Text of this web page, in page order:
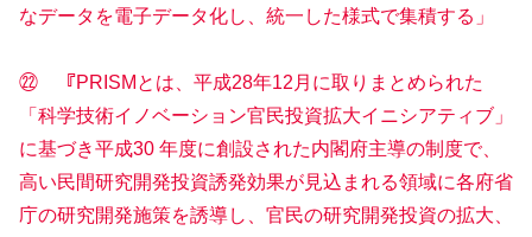
なデータを電子データ化し、統一した様式で集積する」
㉒ 『PRISMとは、平成28年12月に取りまとめられた
「科学技術イノベーション官民投資拡大イニシアティブ」
に基づき平成30 年度に創設された内閣府主導の制度で、
高い民間研究開発投資誘発効果が見込まれる領域に各府省
庁の研究開発施策を誘導し、官民の研究開発投資の拡大、